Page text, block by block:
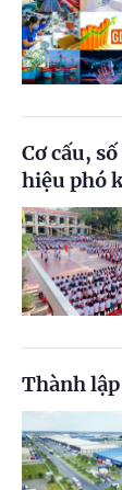
Cơ cấu,
hiệu phó
Thành